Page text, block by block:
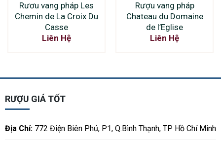
Rươu vang pháp Les
Chemin de La Croix Du
Casse
Liên Hệ
Rượu vang pháp
Chateau du Domaine
de l’Eglise
Liên Hệ
RƯỢU GIÁ TỐT
Địa Chỉ:772 Điện Biên Phủ, P1, Q.Bình Thạnh, TP Hồ Chí Minh